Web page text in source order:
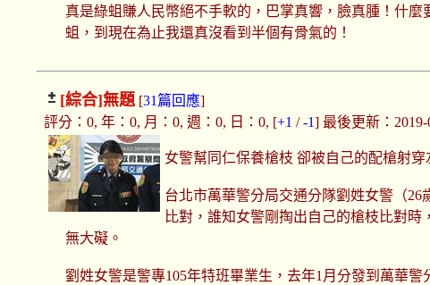
真是綠蛆賺人民幣絕不手軟的，巴掌真響，臉真腫！什
蛆，到現在為止我還真沒看到半個有骨氣的！
[綜合]無題 [31篇回應]
評分：0, 年：0, 月：0, 週：0, 日：0, [+1 /-1] 最後更新：2019-
女警幫同仁保養槍枝 卻被自己的配槍射穿
台北市萬華警分局交通分隊劉姓女警（
比對，誰知女警剛掏出自己的槍枝比對
無大礙。
劉姓女警是警專105年特班畢業生，去年1月分發到萬華